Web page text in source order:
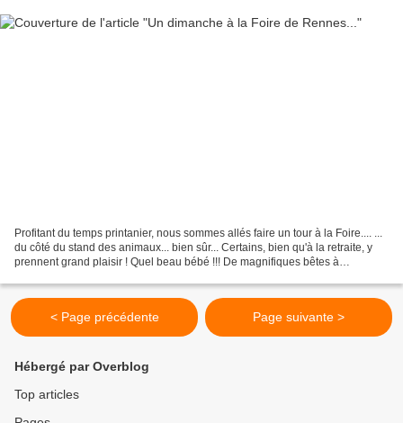
Profitant du temps printanier, nous sommes allés faire un tour à la Foire.... ...
du côté du stand des animaux... bien sûr... Certains, bien qu'à la retraite, y
prennent grand plaisir ! Quel beau bébé !!! De magnifiques bêtes à
< Page précédente Page suivante >
Hébergé par Overblog
Top articles